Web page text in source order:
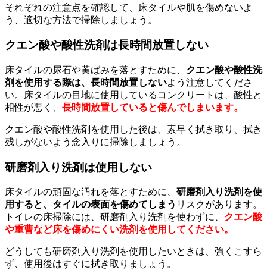
それぞれの注意点を確認して、床タイルや肌を傷めないよ
う、適切な方法で掃除しましょう。
クエン酸や酸性洗剤は長時間放置しない
床タイルの尿石や黄ばみを落とすために、 クエン酸や酸性洗
剤を使用する際は、長時間放置しないよう注意してくださ
い。床タイルの目地に使用しているコンクリートは、酸性と
相性が悪く、 長時間放置していると傷んでしまいます。
クエン酸や酸性洗剤を使用した後は、素早く拭き取り、拭き
残しがないよう念入りに掃除しましょう。
研磨剤入り洗剤は使用しない
床タイルの頑固な汚れを落とすために、 研磨剤入り洗剤を使
用すると、タイルの表面を傷めてしまう リスクがあります。
トイレの床掃除には、研磨剤入り洗剤を使わずに、 クエン酸
や重曹など床を傷めにくい洗剤を使用してください。
どうしても研磨剤入り洗剤を使用したいときは、強くこすら
ず、使用後はすぐに拭き取りましょう。